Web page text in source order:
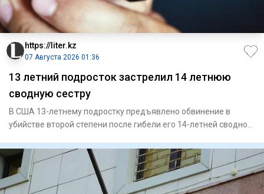
https://liter.kz
07 Августа 2026 01:36
13 летний подросток застрелил 14 летнюю
сводную сестру
В США 13-летнему подростку предъявлено обвинение в
убийстве второй степени после гибели его 14-летней сводной